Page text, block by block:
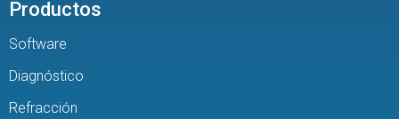
Productos
Software
Diagnóstico
Refracción